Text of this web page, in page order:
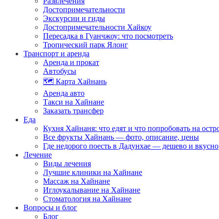
Достопримечательности
Экскурсии и гиды
Достопримечательности Хайкоу
Пересадка в Гуанчжоу: что посмотреть
Тропический парк Ялонг
Транспорт и аренда
Аренда и прокат
Автобусы
🗺️ Карта Хайнань
Аренда авто
Такси на Хайнане
Заказать трансфер
Еда
Кухня Хайнаня: что едят и что попробовать на
Все фрукты Хайнань — фото, описание, цены
Где недорого поесть в Дадунхае — дешево и вкусно
Лечение
Виды лечения
Лучшие клиники на Хайнане
Массаж на Хайнане
Иглоукалывание на Хайнане
Стоматология на Хайнане
Вопросы и блог
Блог